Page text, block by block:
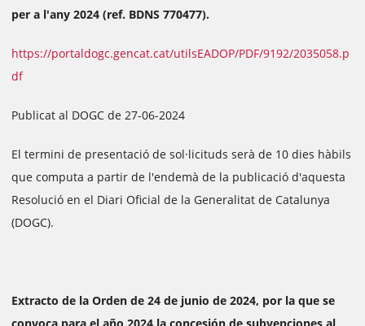
per a l'any 2024 (ref. BDNS 770477).
https://portaldogc.gencat.cat/utilsEADOP/PDF/9192/2035058.p
df
Publicat al DOGC de 27-06-2024
El termini de presentació de sol·licituds serà de 10 dies hàbils
que computa a partir de l'endemà de la publicació d'aquesta
Resolució en el Diari Oficial de la Generalitat de Catalunya
(DOGC).
Extracto de la Orden de 24 de junio de 2024, por la que se